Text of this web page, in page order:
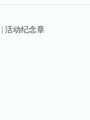
活动纪念章